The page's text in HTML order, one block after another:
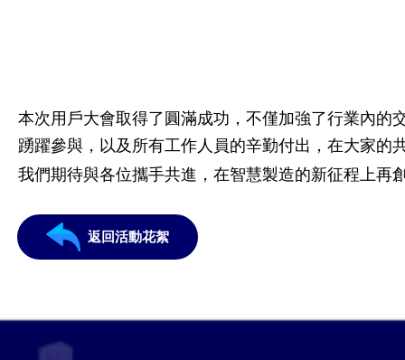
本次用戶大會取得了圓滿成功，不僅加強了行業內
踴躍參與，以及所有工作人員的辛勤付出，在大家的
我們期待與各位攜手共進，在智慧製造的新征程上再
返回活動花絮